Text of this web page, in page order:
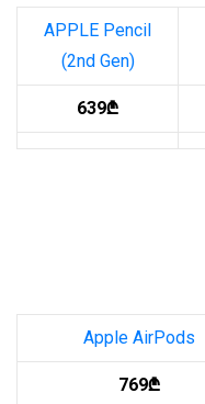
APPLE Pencil
(2nd Gen)
639₾
Apple AirPods
769₾